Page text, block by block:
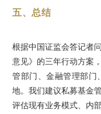
五、总结
根据中国证监会答记者
意见》的三年行动方案
管部门、金融管理部门
地。我们建议私募基金
评估现有业务模式、内